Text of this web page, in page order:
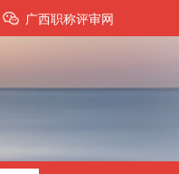
广西职称评审网